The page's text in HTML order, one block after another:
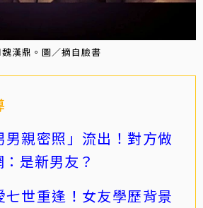
漢鼎。圖／摘自臉書
男親密照」流出！對方做
是新男友？
七世重逢！女友學歷背景